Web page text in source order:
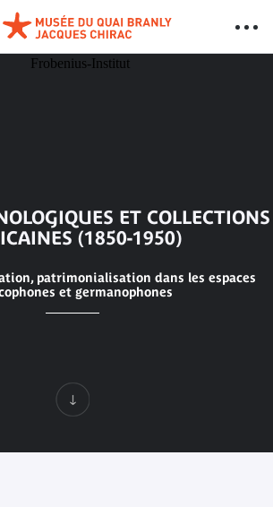
ET COLLECTIONS
(1850-1950)
patrimonialisation dans les espaces
et germanophones